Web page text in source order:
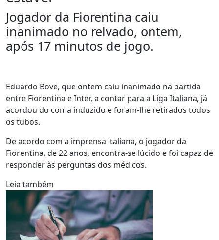
Jogador da Fiorentina caiu
inanimado no relvado, ontem,
após 17 minutos de jogo.
Eduardo Bove, que ontem caiu inanimado na partida
entre Fiorentina e Inter, a contar para a Liga Italiana, já
acordou do coma induzido e foram-lhe retirados todos
os tubos.
De acordo com a imprensa italiana, o jogador da
Fiorentina, de 22 anos, encontra-se lúcido e foi capaz de
responder às perguntas dos médicos.
Leia também